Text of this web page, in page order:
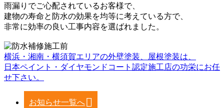
雨漏りでご心配されているお客様で、
建物の寿命と防水の効果を均等に考えている方で、
非常に効率の良い工事内容を選ばれました。
横浜・湘南・横須賀エリアの外壁塗装、屋根塗装は、
日本ペイント・ダイヤモンドコート認定施工店の功栄にお任
せ下さい。
お知らせ一覧へ